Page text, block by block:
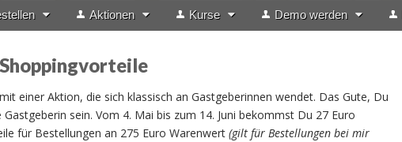
Aktionen Kurse Demo werden
einer Aktion, die sich klassisch an Gastgeberinnen wendet. Das Gute, Du
sein. Vom 4. Mai bis zum 14. Juni bekommst Du 27 Euro
für Bestellungen an 275 Euro Warenwert (gilt für Bestellungen bei mir